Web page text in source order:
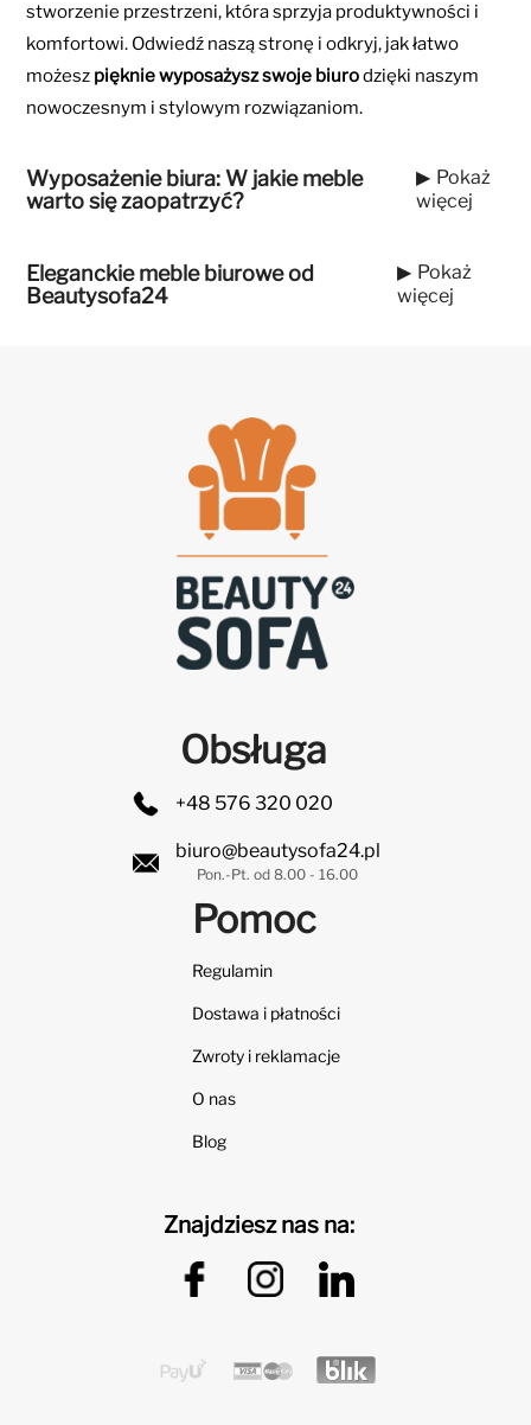
stworzenie przestrzeni, która sprzyja produktywności i
komfortowi. Odwiedź naszą stronę i odkryj, jak łatwo
możesz pięknie wyposażysz swoje biurodzięki naszym
nowoczesnym i stylowym rozwiązaniom.
Wyposażenie biura: W jakie meble
warto się zaopatrzyć?
Pokaż
więcej
Eleganckie meble biuroweod
Beautysofa24
Pokaż
więcej
Obsługa
+48 576 320 020
biuro@beautysofa24.pl
Pon.-Pt. od 8.00 - 16.00
Pomoc
Regulamin
Dostawa i płatności
Zwroty i reklamacje
O nas
Blog
Znajdziesz nas na: